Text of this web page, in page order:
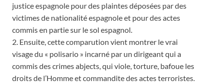
justice espagnole pour des plaintes déposées par des
victimes de nationalité espagnole et pour des actes
commis en partie sur le sol espagnol.
2. Ensuite, cette comparution vient montrer le vrai
visage du « polisario » incarné par un dirigeant qui a
commis des crimes abjects, qui viole, torture, bafoue les
droits de l’Homme et commandite des actes terroristes.